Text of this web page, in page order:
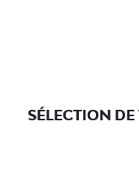
SÉLECTION